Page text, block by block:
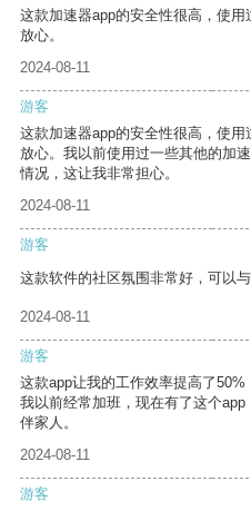
这款加速器app的安全性很高，使
放心。
2024-08-11
游客
这款加速器app的安全性很高，使
放心。我以前使用过一些其他的加
情况，这让我非常担心。
2024-08-11
游客
这款软件的社区氛围非常好，可以
2024-08-11
游客
这款app让我的工作效率提高了50%
我以前经常加班，现在有了这个
伴家人。
2024-08-11
游客